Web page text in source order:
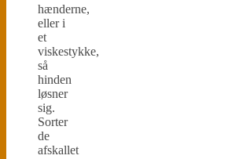
hænderne,
eller i
et
viskestykke,
så
hinden
løsner
sig.
Sorter
de
afskallet